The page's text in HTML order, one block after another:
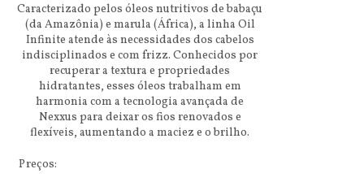
Caracterizado pelos óleos nutritivos de babaçu
(da Amazônia) e marula (África), a linha Oil
Infinite atende às necessidades dos cabelos
indisciplinados e com frizz. Conhecidos por
recuperar a textura e propriedades
hidratantes, esses óleos trabalham em
harmonia com a tecnologia avançada de
Nexxus para deixar os fios renovados e
flexíveis, aumentando a maciez e o brilho.
Preços: